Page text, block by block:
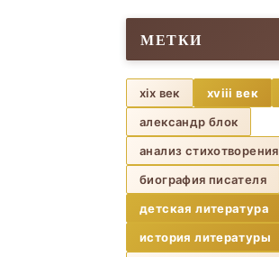
МЕТКИ
xix век xviii век
александр блок
анализ стихотворения
биография писателя
детская литература
история литературы